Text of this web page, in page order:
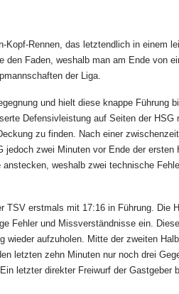
Rennen, das letztendlich in einem
Faden, weshalb man am Ende von
der Liga.
und hielt diese knappe Führung
Defensivleistung auf Seiten der HSG
zu finden. Nach einer
zwei Minuten vor Ende der
weshalb zwei technische
erstmals mit 17:16 in Führung.
Fehler und Missverständnisse ein.
aufzuholen. Mitte der zweiten
zehn Minuten nur noch drei
letzter direkter Freiwurf der